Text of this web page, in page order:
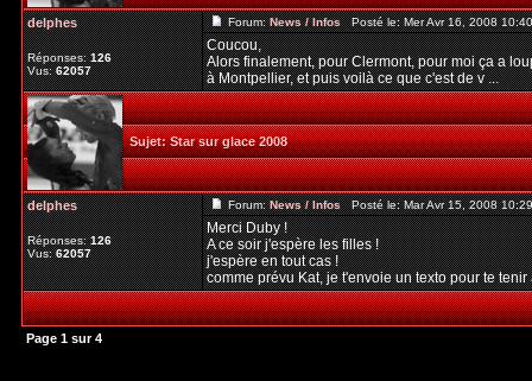
delphes
Réponses:126
Vus:62057
Forum:News / InfosPosté le: Mer Avr 16, 2008
Coucou,
Alors finalement, pour Clermont, pour moi ça a
à Montpellier, et puis voilà ce que c'est de v ...
Sujet:Star sur glace 2008
delphes
Réponses:126
Vus:62057
Forum:News / InfosPosté le: Mar Avr 15, 2008
Merci Duby !
A ce soir j'espère les filles !
j'espère en tout cas !
comme prévu Kat, je t'envoie un texto pour te tenir
Page 1 sur4